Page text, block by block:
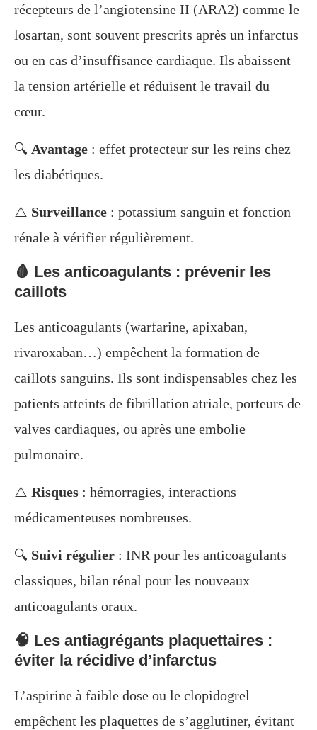
récepteurs de l’angiotensine II (ARA2) comme le
losartan, sont souvent prescrits après un infarctus
ou en cas d’insuffisance cardiaque. Ils abaissent
la tension artérielle et réduisent le travail du
cœur.
🔍 Avantage : effet protecteur sur les reins chez
les diabétiques.
⚠️ Surveillance : potassium sanguin et fonction
rénale à vérifier régulièrement.
🩸 Les anticoagulants : prévenir les
caillots
Les anticoagulants (warfarine, apixaban,
rivaroxaban…) empêchent la formation de
caillots sanguins. Ils sont indispensables chez les
patients atteints de fibrillation atriale, porteurs de
valves cardiaques, ou après une embolie
pulmonaire.
⚠️ Risques : hémorragies, interactions
médicamenteuses nombreuses.
🔍 Suivi régulier : INR pour les anticoagulants
classiques, bilan rénal pour les nouveaux
anticoagulants oraux.
🧠 Les antiagrégants plaquettaires :
éviter la récidive d’infarctus
L’aspirine à faible dose ou le clopidogrel
empêchent les plaquettes de s’agglutiner, évitant